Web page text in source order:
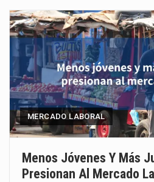
MERCADO LABORAL
Menos Jóvenes Y Más
Presionan Al Mercado